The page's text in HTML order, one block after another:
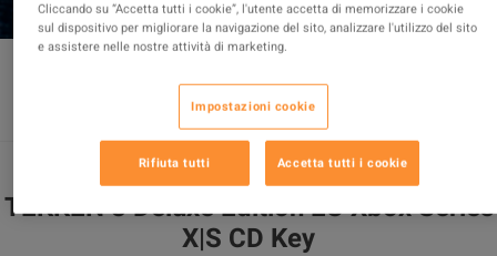
TEKKEN 8 Deluxe Edition EU Xbox Series
X|S CD Key
Cliccando su “Accetta tutti i cookie”, l'utente accetta di memorizzare i cookie
sul dispositivo per migliorare la navigazione del sito, analizzare l'utilizzo del sito
e assistere nelle nostre attività di marketing.
Impostazioni cookie
Rifiuta tutti Accetta tutti i cookie